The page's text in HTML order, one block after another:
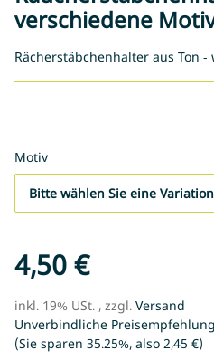
verschiedene
Rächerstäbchenhalter aus Ton
Motiv
Bitte wählen Sie eine
4,50 €
inkl. 19% USt. , zzgl. Versand
Unverbindliche
(Sie sparen 35.25%, also 2,45 €)